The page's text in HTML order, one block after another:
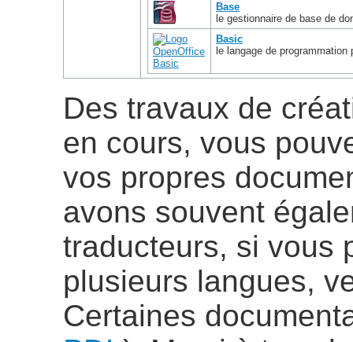
Base
le gestionnaire de base de
Basic
le langage de
Des travaux de
en cours, vous
vos propres
avons souvent
traducteurs, si vous
plusieurs langues,
Certaines